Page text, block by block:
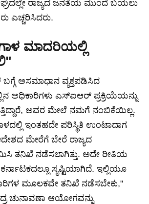
ರಾಜ್ಯದ ಜನತೆಯ ಮುಂದೆ ಬಯಲು
ಎಚ್ಚರಿಸಿದರು.
ಮಾದರಿಯಲ್ಲಿ
ಬಗ್ಗೆ ಅಸಮಾಧಾನ ವ್ಯಕ್ತಪಡಿಸಿದ
ಅಧಿಕಾರಿಗಳು ಎಸ್‌ಐಆರ್ ಪ್ರಕ್ರಿಯೆಯನ್ನು
ಅವರ ಮೇಲೆ ನಮಗೆ ನಂಬಿಕೆಯಿಲ್ಲ.
ಇಂತಹದೇ ಪರಿಸ್ಥಿತಿ ಉಂಟಾದಾಗ
ಮೇರೆಗೆ ಬೇರೆ ರಾಜ್ಯದ
ತನಿಖೆ ನಡೆಸಲಾಗಿತ್ತು. ಅದೇ ರೀತಿಯ
ಸೃಷ್ಟಿಯಾಗಿದೆ. ಇಲ್ಲಿಯೂ
ಮೂಲಕವೇ ತನಿಖೆ ನಡೆಸಬೇಕು,"
ಚುನಾವಣಾ ಆಯೋಗವನ್ನು